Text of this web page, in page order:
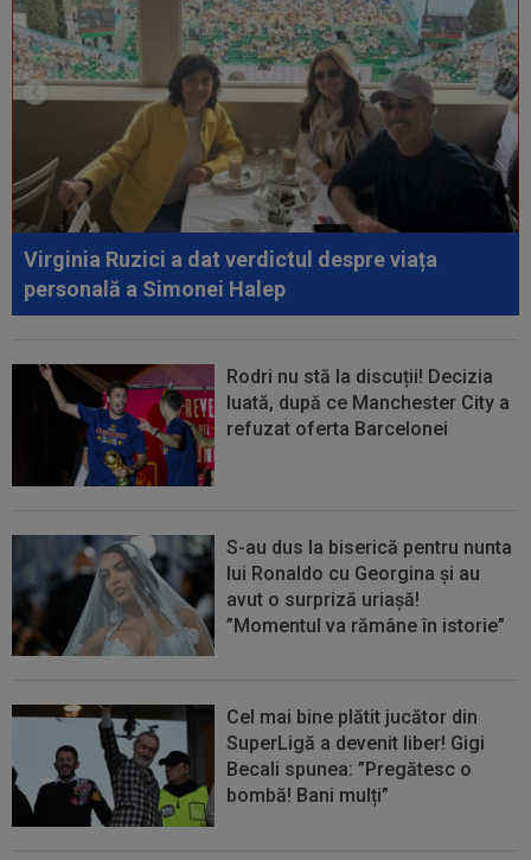
Huja! Fundașul e dorit de Rapid
00:39
Reacția total neașteptată a lui Nuno Campos,
întrebat de Adrian Mazilu după...
Florin Pîrvu a surprins pe toată lumea, după
umilința cu Dinamo
00:38 VIDEO
Barcelona a pierdut trofeul ”Friuli
Venezia Giulia Cup”! Udinese a dat lovitura...
00:20 VIDEO
Alex Musi a dat declarația serii, după
ce Dinamo a învins-o pe FC Voluntari cu...
Virginia Ruzici a dat verdictul despre viața
personală a Simonei Halep
Rodri nu stă la discuții! Decizia
luată, după ce Manchester City a
refuzat oferta Barcelonei
S-au dus la biserică pentru nunta
lui Ronaldo cu Georgina și au
avut o surpriză uriașă!
”Momentul va rămâne în istorie”
Cel mai bine plătit jucător din
SuperLigă a devenit liber! Gigi
Becali spunea: ”Pregătesc o
bombă! Bani mulți”